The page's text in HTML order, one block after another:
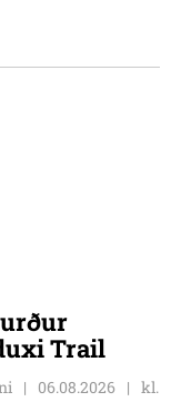
Skagafjarðar
klúbbmeistari
Trail
06.08.2026
kl.